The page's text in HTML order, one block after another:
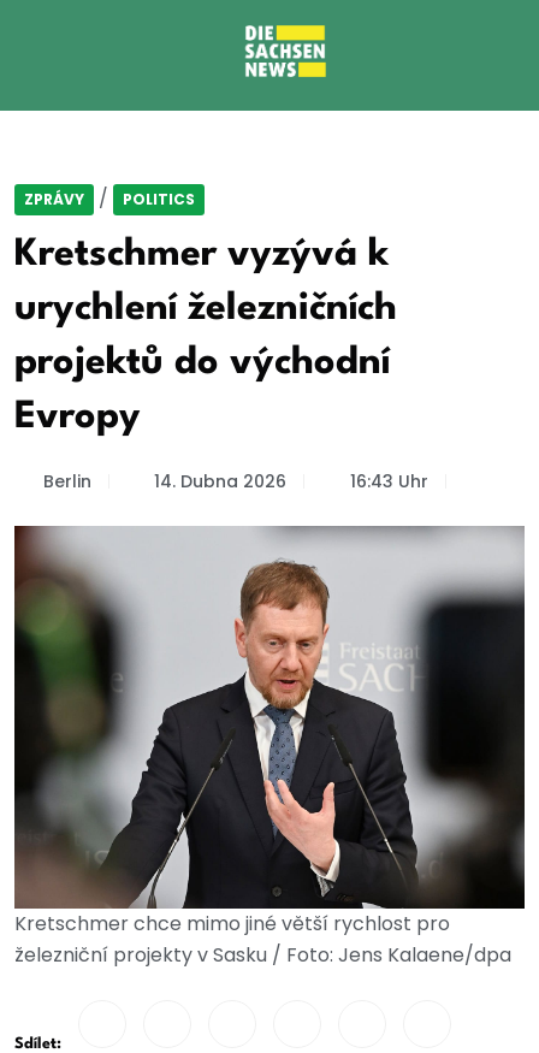
ZPRÁVY / POLITICS
Kretschmer vyzývá k
urychlení železničních
projektů do východní
Evropy
Berlin 14. Dubna 2026 16:43 Uhr
Kretschmer chce mimo jiné větší rychlost pro
železniční projekty v Sasku / Foto: Jens Kalaene/dpa
Sdílet: